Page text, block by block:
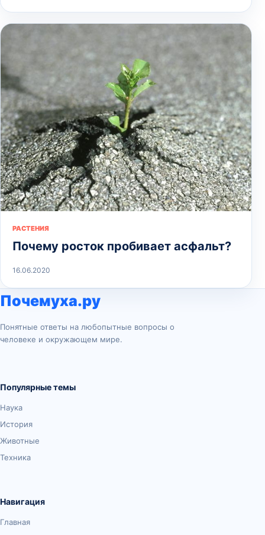
РАСТЕНИЯ
Почему росток пробивает асфальт?
16.06.2020
Почемуха.ру
Понятные ответы на любопытные вопросы о
человеке и окружающем мире.
Популярные темы
Наука
История
Животные
Техника
Навигация
Главная